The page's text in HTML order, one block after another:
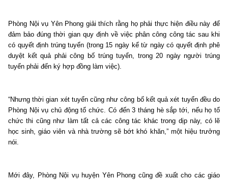
Phòng Nội vụ Yên Phong giải thích rằng họ phải thực hiện điều này để
đảm bảo đúng thời gian quy định về việc phân công công tác sau khi
có quyết định trúng tuyển (trong 15 ngày kể từ ngày có quyết định phê
duyệt kết quả phải công bố trúng tuyển, trong 20 ngày người trúng
tuyển phải đến ký hợp đồng làm việc).
“Nhưng thời gian xét tuyển cũng như công bố kết quả xét tuyển đều do
Phòng Nội vụ chủ động tổ chức. Có đến 3 tháng hè sắp tới, nếu họ tổ
chức thi cũng như làm tất cả các công tác khác trong dịp này, có lẽ
học sinh, giáo viên và nhà trường sẽ bớt khó khăn,” một hiệu trưởng
nói.
Mới đây, Phòng Nội vụ huyện Yên Phong cũng đề xuất cho các giáo